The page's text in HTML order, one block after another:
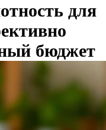
для
бюджет